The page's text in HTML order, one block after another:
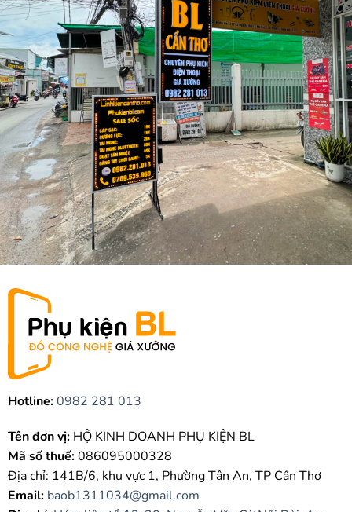
Hotline:0982 281 013
Tên đơn vị:HỘ KINH DOANH PHỤ KIỆN BL
Mã số thuế:086095000328
Địa chỉ: 141B/6, khu vực 1, Phường Tân An, TP Cần Thơ
Email:baob1311034@gmail.com